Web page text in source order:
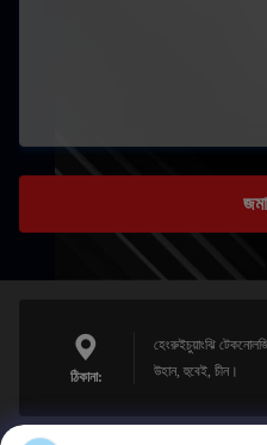
ঠিকানা:
হেংরুইচুয়াংঝি
উহান, হুবেই, চীন।